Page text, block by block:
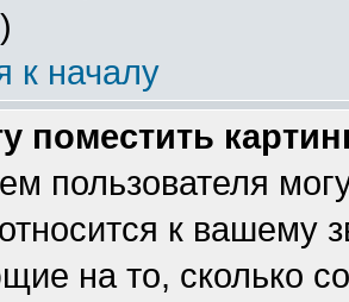
к началу
поместить
пользователя
к вашему
на то, сколько